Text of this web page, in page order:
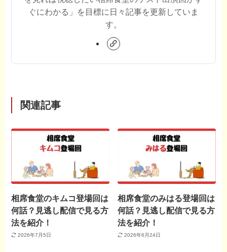
ぐにわかる」を目標に日々記事を更新していま
す。
関連記事
相席食堂のキムコ登場回は
何話？見逃し配信で見る方
法を紹介！
2026年7月5日
相席食堂のみはる登場回は
何話？見逃し配信で見る方
法を紹介！
2026年6月24日